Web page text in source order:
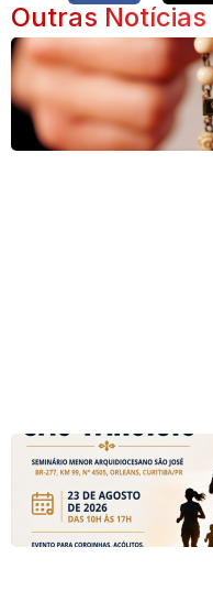
Outras Notícias